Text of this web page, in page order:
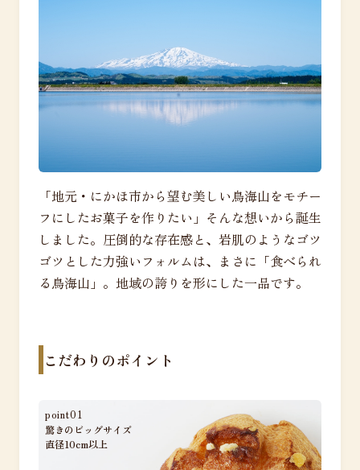
「地元・にかほ市から望む美しい鳥海山をモチー
フにしたお菓子を作りたい」そんな想いから誕生
しました。圧倒的な存在感と、岩肌のようなゴツ
ゴツとした力強いフォルムは、まさに「食べられ
る鳥海山」。地域の誇りを形にした一品です。
こだわりのポイント
point01
驚きのビッグサイズ
直径10cm以上